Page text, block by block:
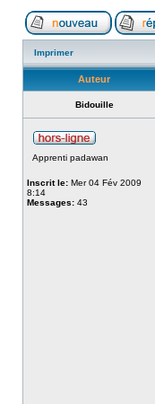
Imprimer
Auteur
Bidouille
Apprenti padawan
Inscrit le: Mer 04 Fév 2009
8:14
Messages: 43